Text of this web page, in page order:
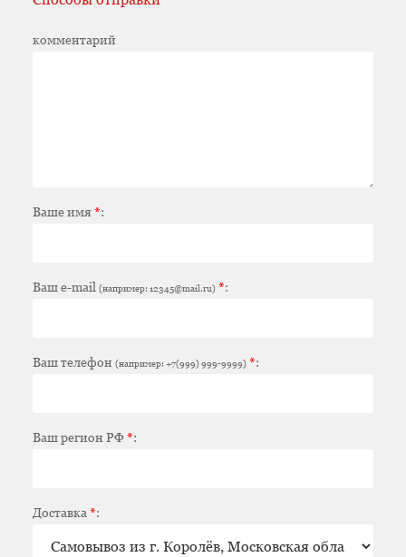
комментарий
Ваше имя*:
Ваш e-mail (например: 12345@mail.ru) *:
Ваш телефон (например: +7(999) 999-9999) *:
Ваш регион РФ*:
Доставка *: